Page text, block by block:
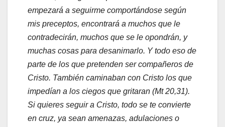
empezará a seguirme comportándose según
mis preceptos, encontrará a muchos que le
contradecirán, muchos que se le opondrán, y
muchas cosas para desanimarlo. Y todo eso de
parte de los que pretenden ser compañeros de
Cristo. También caminaban con Cristo los que
impedían a los ciegos que gritaran (Mt 20,31).
Si quieres seguir a Cristo, todo se te convierte
en cruz, ya sean amenazas, adulaciones o